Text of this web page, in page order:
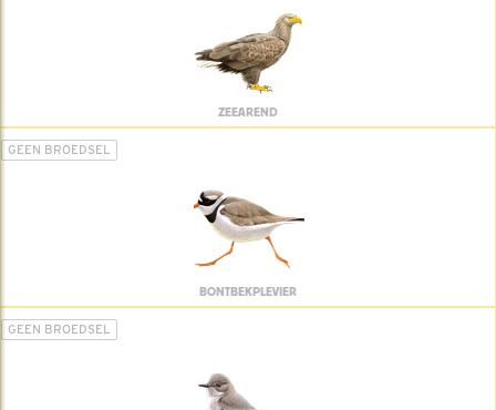
ZEEAREND
GEEN BROEDSEL
BONTBEKPLEVIER
GEEN BROEDSEL